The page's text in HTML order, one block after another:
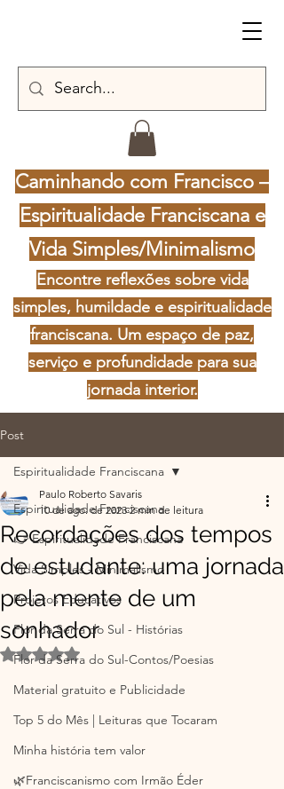
Caminhando com Francisco –
Espiritualidade Franciscana e
Vida Simples/Minimalismo
Encontre reflexões sobre vida
simples, humildade e espiritualidade
franciscana. Um espaço de paz,
serviço e profundidade para sua
jornada interior.
Post
Espiritualidade Franciscana
👉 Espiritualidade Franciscana
Vida Simples - Minimalismo
Projetos Educativos
Flor da Serra do Sul - Histórias
Flor da Serra do Sul-Contos/Poesias
Material gratuito e Publicidade
Top 5 do Mês | Leituras que Tocaram
Minha história tem valor
🌿Franciscanismo com Irmão Éder
Espiritualidade Franciscana
Recordações dos tempos
de estudante: uma jornada
pela mente de um
sonhador
Paulo Roberto Savaris
10 de ago. de 2023 2 min de leitura
Avaliado com NaN de 5 estrelas.